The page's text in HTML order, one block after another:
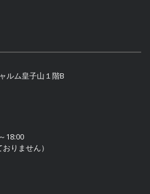
ルム皇子山１階B
18:00
りません）